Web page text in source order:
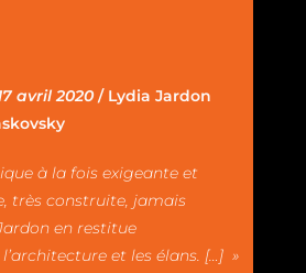
avril 2020/ Lydia Jardon
à la fois exigeante et
très construite, jamais
en restitue
et les élans. […] »